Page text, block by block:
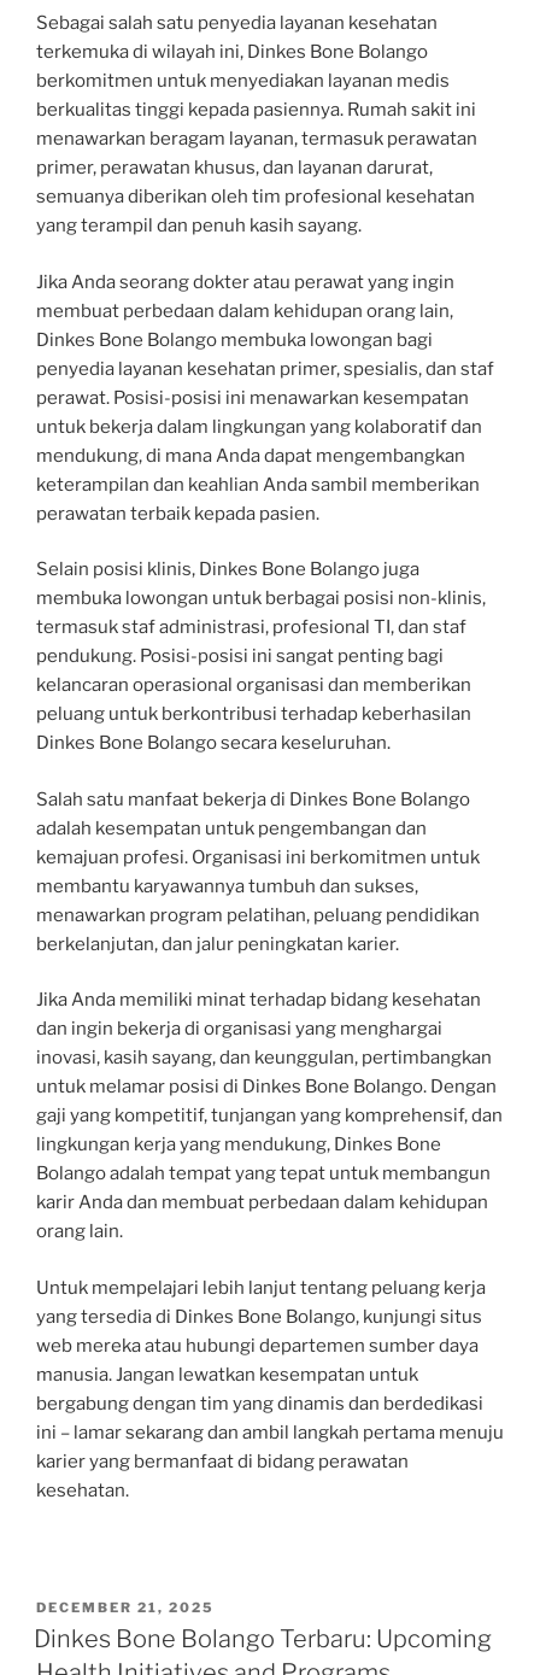
Sebagai salah satu penyedia layanan kesehatan
terkemuka di wilayah ini, Dinkes Bone Bolango
berkomitmen untuk menyediakan layanan medis
berkualitas tinggi kepada pasiennya. Rumah sakit ini
menawarkan beragam layanan, termasuk perawatan
primer, perawatan khusus, dan layanan darurat,
semuanya diberikan oleh tim profesional kesehatan
yang terampil dan penuh kasih sayang.
Jika Anda seorang dokter atau perawat yang ingin
membuat perbedaan dalam kehidupan orang lain,
Dinkes Bone Bolango membuka lowongan bagi
penyedia layanan kesehatan primer, spesialis, dan staf
perawat. Posisi-posisi ini menawarkan kesempatan
untuk bekerja dalam lingkungan yang kolaboratif dan
mendukung, di mana Anda dapat mengembangkan
keterampilan dan keahlian Anda sambil memberikan
perawatan terbaik kepada pasien.
Selain posisi klinis, Dinkes Bone Bolango juga
membuka lowongan untuk berbagai posisi non-klinis,
termasuk staf administrasi, profesional TI, dan staf
pendukung. Posisi-posisi ini sangat penting bagi
kelancaran operasional organisasi dan memberikan
peluang untuk berkontribusi terhadap keberhasilan
Dinkes Bone Bolango secara keseluruhan.
Salah satu manfaat bekerja di Dinkes Bone Bolango
adalah kesempatan untuk pengembangan dan
kemajuan profesi. Organisasi ini berkomitmen untuk
membantu karyawannya tumbuh dan sukses,
menawarkan program pelatihan, peluang pendidikan
berkelanjutan, dan jalur peningkatan karier.
Jika Anda memiliki minat terhadap bidang kesehatan
dan ingin bekerja di organisasi yang menghargai
inovasi, kasih sayang, dan keunggulan, pertimbangkan
untuk melamar posisi di Dinkes Bone Bolango. Dengan
gaji yang kompetitif, tunjangan yang komprehensif, dan
lingkungan kerja yang mendukung, Dinkes Bone
Bolango adalah tempat yang tepat untuk membangun
karir Anda dan membuat perbedaan dalam kehidupan
orang lain.
Untuk mempelajari lebih lanjut tentang peluang kerja
yang tersedia di Dinkes Bone Bolango, kunjungi situs
web mereka atau hubungi departemen sumber daya
manusia. Jangan lewatkan kesempatan untuk
bergabung dengan tim yang dinamis dan berdedikasi
ini – lamar sekarang dan ambil langkah pertama menuju
karier yang bermanfaat di bidang perawatan
kesehatan.
POSTED
ON
DECEMBER 21, 2025
Dinkes Bone Bolango Terbaru: Upcoming